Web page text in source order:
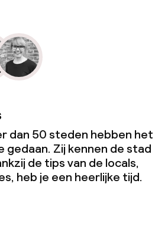
dan 50 steden hebben het
gedaan. Zij kennen de stad
de tips van de locals,
heb je een heerlijke tijd.